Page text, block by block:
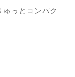
っとコンパク